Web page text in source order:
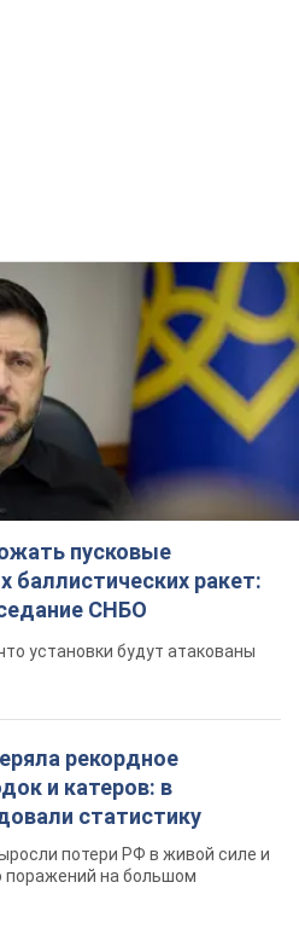
пусковые
баллистических ракет:
СНБО
установки будут атакованы
рекордное
и катеров: в
статистику
потери РФ в живой силе и
поражений на большом